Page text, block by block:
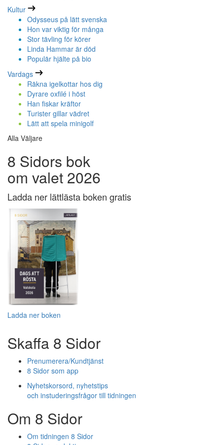
Kultur
Odysseus på lätt svenska
Hon var viktig för många
Stor tävling för körer
Linda Hammar är död
Populär hjälte på bio
Vardags
Räkna igelkottar hos dig
Dyrare oxfilé i höst
Han fiskar kräftor
Turister gillar vädret
Lätt att spela minigolf
Alla Väljare
8 Sidors bok
om valet 2026
Ladda ner lättlästa boken gratis
Ladda ner boken
Skaffa 8 Sidor
Prenumerera/Kundtjänst
8 Sidor som app
Nyhetskorsord, nyhetstips
och instuderingsfrågor till tidningen
Om 8 Sidor
Om tidningen 8 Sidor